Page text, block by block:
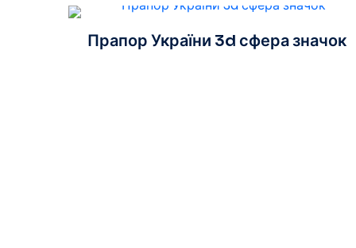
Прапор України 3d сфера значок